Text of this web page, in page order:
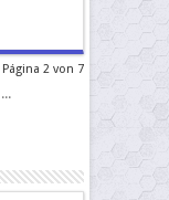
Página 2 von 7
...